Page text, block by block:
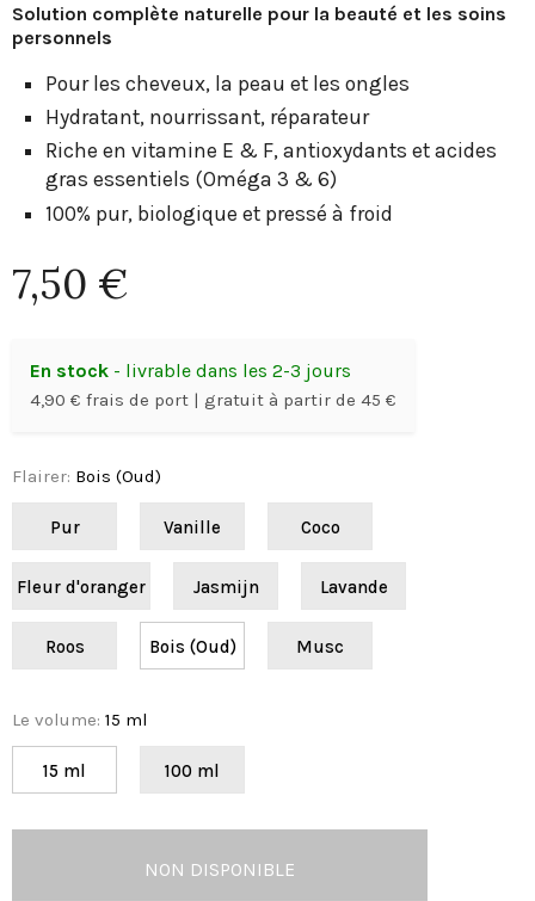
Solution complète naturelle pour la beauté et les soins
personnels
Pour les cheveux, la peau et les ongles
Hydratant, nourrissant, réparateur
Riche en vitamine E & F, antioxydants et acides
gras essentiels (Oméga 3 & 6)
100% pur, biologique et pressé à froid
7,50 €
En stock - livrable dans les 2-3 jours
4,90 € frais de port | gratuit à partir de 45 €
Flairer: Bois (Oud)
Pur Vanille Coco
Fleur d'oranger Jasmijn Lavande
Roos Bois (Oud) Musc
Le volume: 15 ml
15 ml 100 ml